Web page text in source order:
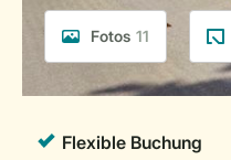
Fotos 11